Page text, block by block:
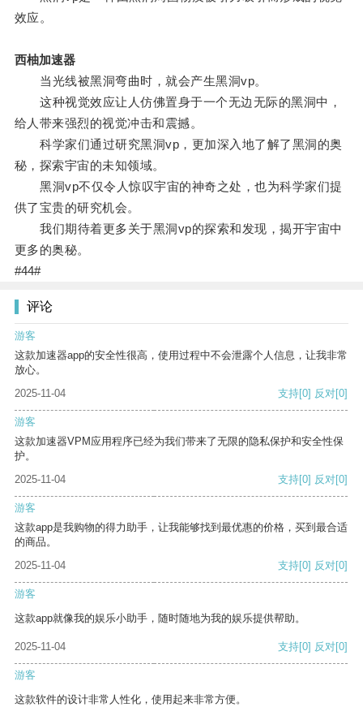
效应。
西柚加速器
当光线被黑洞弯曲时，就会产生黑洞vp。
这种视觉效应让人仿佛置身于一个无边无际的黑洞中，
给人带来强烈的视觉冲击和震撼。
科学家们通过研究黑洞vp，更加深入地了解了黑洞的奥
秘，探索宇宙的未知领域。
黑洞vp不仅令人惊叹宇宙的神奇之处，也为科学家们提
供了宝贵的研究机会。
我们期待着更多关于黑洞vp的探索和发现，揭开宇宙中
更多的奥秘。
#44#
评论
游客
这款加速器app的安全性很高，使用过程中不会泄露个人信息，让我非常
放心。
2025-11-04
支持[0] 反对[0]
游客
这款加速器VPM应用程序已经为我们带来了无限的隐私保护和安全性保
护。
2025-11-04
支持[0] 反对[0]
游客
这款app是我购物的得力助手，让我能够找到最优惠的价格，买到最合适
的商品。
2025-11-04
支持[0] 反对[0]
游客
这款app就像我的娱乐小助手，随时随地为我的娱乐提供帮助。
2025-11-04 支持[0] 反对[0]
游客
这款软件的设计非常人性化，使用起来非常方便。